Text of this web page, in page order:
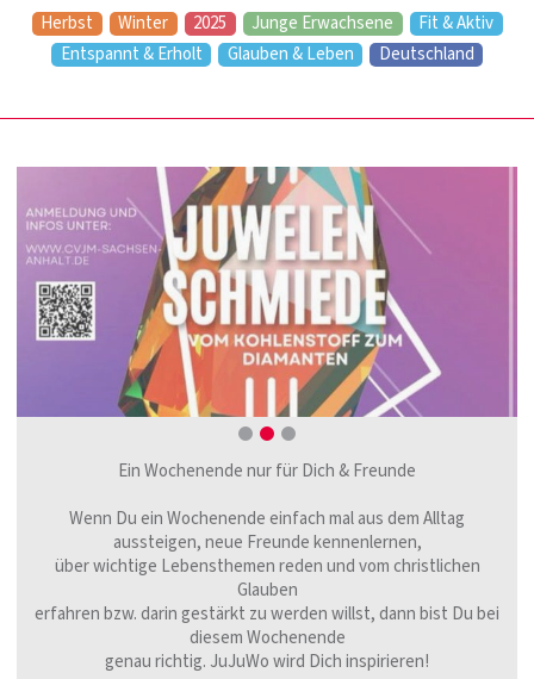
Herbst Winter 2025 Junge Erwachsene
Fit & Aktiv
Entspannt & Erholt
Glauben & Leben Deutschland
Ein Wochenende nur für Dich & Freunde
Wenn Du ein Wochenende einfach mal aus dem Alltag
aussteigen, neue Freunde kennenlernen,
überwichtige Lebensthemenreden und vom christlichen
Glauben
erfahren bzw. daringestärkt zu werden willst, dann bist Du bei
diesem Wochenende
genau richtig. JuJuWo wird Dich inspirieren!